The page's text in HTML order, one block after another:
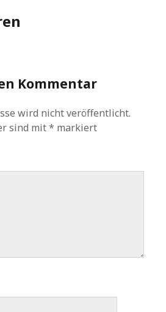
Kommentar
wird nicht veröffentlicht.
sind mit* markiert